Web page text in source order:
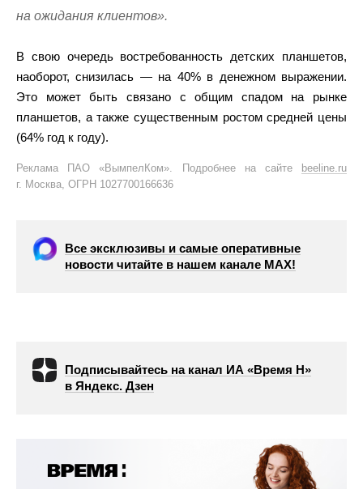
на ожидания клиентов».
В свою очередь востребованность детских планшетов,
наоборот, снизилась — на 40% в денежном выражении.
Это может быть связано с общим спадом на рынке
планшетов, а также существенным ростом средней цены
(64% год к году).
Реклама ПАО «ВымпелКом». Подробнее на сайте
beeline.ru
г. Москва, ОГРН 1027700166636
Все эксклюзивы и самые оперативные
новости читайте в нашем канале МАХ!
Подписывайтесь на канал ИА «Время Н»
в Яндекс. Дзен